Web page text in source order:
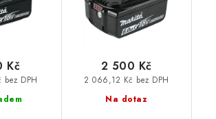
bez DPH
Kč
Na dotaz
2 066,12 Kč bez DPH
2 500 Kč